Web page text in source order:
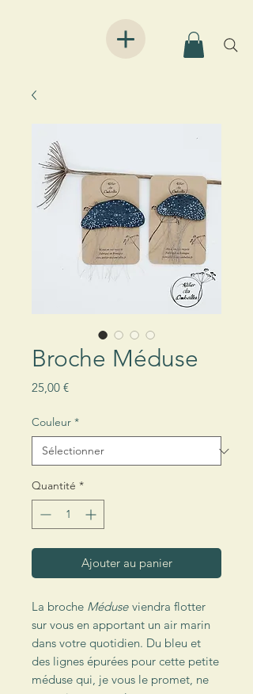
Broche Méduse
25,00 €Prix
Couleur *
Quantité *
Ajouter au panier
La broche Méduse viendra flotter
sur vous en apportant un air marin
dans votre quotidien. Du bleu et
des lignes épurées pour cette petite
méduse qui, je vous le promet, ne